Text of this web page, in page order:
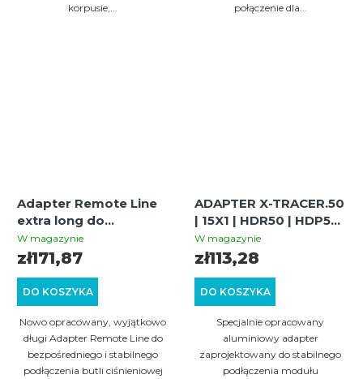
korpusie,...
połączenie dla...
Adapter Remote Line
extra long do
podłączenia butli HPA |
+8J moc | UMAREX T4E
HDS68 / HDX68 /
HDB68 / HDR68
W magazynie
DO KOSZYKA
zł171,87
Nowo opracowany, wyjątkowo
długi Adapter Remote Line do
bezpośredniego i stabilnego
podłączenia butli ciśnieniowej
ADAPTER X-TRACER.50
| 15X1 | HDR50 | HDP50
| HDP50 COMPACT
W magazynie
DO KOSZYKA
zł113,28
Specjalnie opracowany
aluminiowy adapter
zaprojektowany do stabilnego
podłączenia modułu